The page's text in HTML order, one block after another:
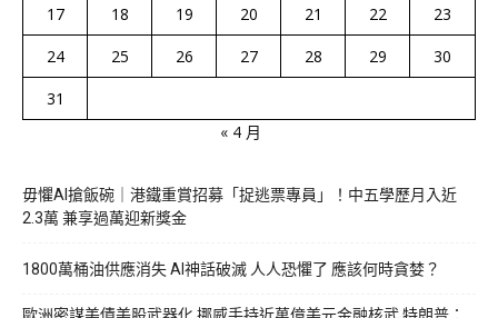
17
18 19 20 21 22
23
24
25 26 27 28 29
30
31
« 4 月
毋懼AI搶飯碗｜港鐵重賞招募「捉逃票專員」！中五學歷月入近
2.3萬 兼享過萬迎新獎金
1800萬桶油供應消失 AI神話破滅 人人恐懼了 應該何時貪婪？